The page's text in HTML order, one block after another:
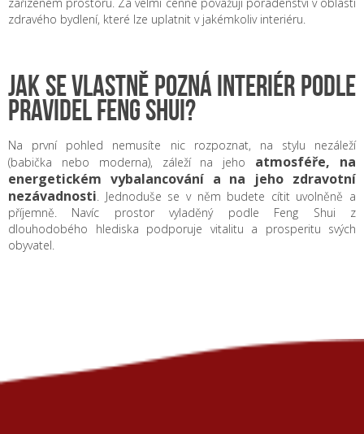
zdravého bydlení, které lze uplatnit v jakémkoliv interiéru.
JAK SE VLASTNĚ POZNÁ INTERIÉR PODLE
PRAVIDEL FENG SHUI?
Na první pohled nemusíte nic rozpoznat, na stylu nezáleží
(babička nebo moderna), záleží na jeho atmosféře, na
energetickém vybalancování a na jeho zdravotní
nezávadnosti. Jednoduše se v něm budete cítit uvolněně a
příjemně. Navíc prostor vyladěný podle Feng Shui z
dlouhodobého hlediska podporuje vitalitu a prosperitu svých
obyvatel.